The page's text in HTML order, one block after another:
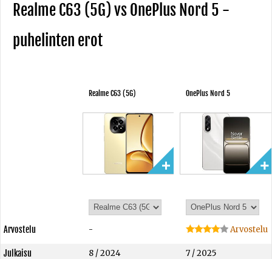
Realme C63 (5G) vs OnePlus Nord 5 -
puhelinten erot
Realme C63 (5G) OnePlus Nord 5
Arvostelu - Arvostelu
Julkaisu 8 / 2024
7 / 2025